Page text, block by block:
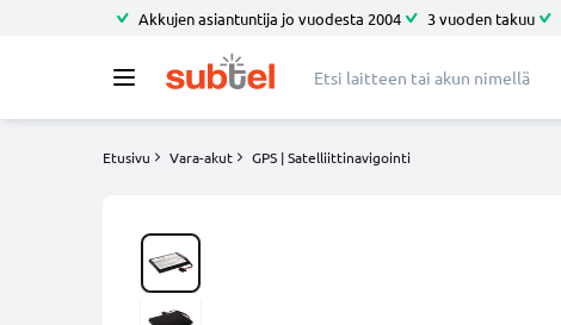
Akkujen asiantuntija jo vuodesta 2004 3 vuoden takuu
Etusivu Vara-akut GPS | Satelliittinavigointi